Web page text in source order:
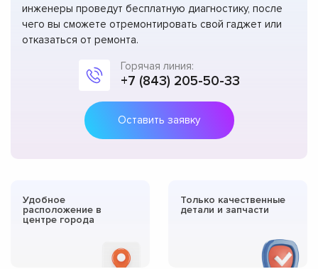
инженеры проведут бесплатную диагностику, после
чего вы сможете отремонтировать свой гаджет или
отказаться от ремонта.
Горячая линия:
+7 (843) 205-50-33
Оставить заявку
Удобное
расположение в
центре города
Только качественные
детали и запчасти